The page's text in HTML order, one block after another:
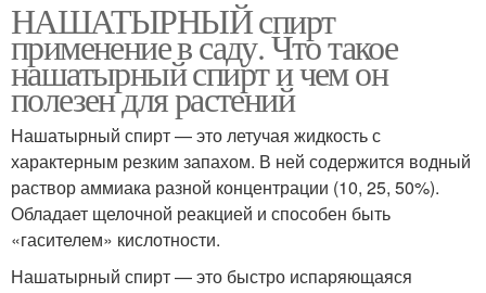
НАШАТЫРНЫЙ спирт
применение в саду. Что такое
нашатырный спирт и чем он
полезен для растений
Нашатырный спирт — это летучая жидкость с
характерным резким запахом. В ней содержится водный
раствор аммиака разной концентрации (10, 25, 50%).
Обладает щелочной реакцией и способен быть
«гасителем» кислотности.
Нашатырный спирт — это быстро испаряющаяся